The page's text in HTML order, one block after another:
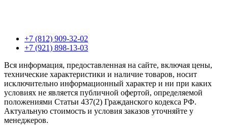
+7 (812) 909-32-02
+7 (921) 898-13-03
Вся информация, предоставленная на сайте, включая цены,
технические характеристики и наличие товаров, носит
исключительно информационный характер и ни при каких
условиях не является публичной офертой, определяемой
положениями Статьи 437(2) Гражданского кодекса РФ.
Актуальную стоимость и условия заказов уточняйте у
менеджеров.